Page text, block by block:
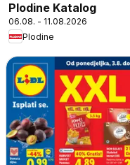
Plodine Katalog
06.08. - 11.08.2026
Plodine